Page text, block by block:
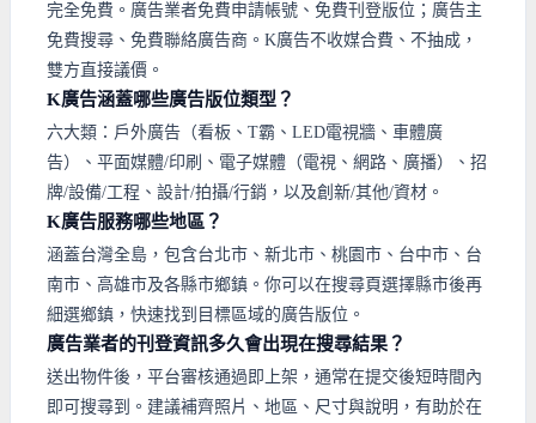
完全免費。廣告業者免費申請帳號、免費刊登版位；廣告主
免費搜尋、免費聯絡廣告商。K廣告不收媒合費、不抽成，
雙方直接議價。
K廣告涵蓋哪些廣告版位類型？
六大類：戶外廣告（看板、T霸、LED電視牆、車體廣
告）、平面媒體/印刷、電子媒體（電視、網路、廣播）、招
牌/設備/工程、設計/拍攝/行銷，以及創新/其他/資材。
K廣告服務哪些地區？
涵蓋台灣全島，包含台北市、新北市、桃園市、台中市、台
南市、高雄市及各縣市鄉鎮。你可以在搜尋頁選擇縣市後再
細選鄉鎮，快速找到目標區域的廣告版位。
廣告業者的刊登資訊多久會出現在搜尋結果？
送出物件後，平台審核通過即上架，通常在提交後短時間內
即可搜尋到。建議補齊照片、地區、尺寸與說明，有助於在